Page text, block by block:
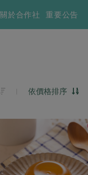
關於合作社 重要公告
| 依價格排序